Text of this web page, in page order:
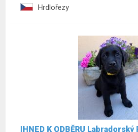
Hrdlořezy
IHNED K ODBĚRU